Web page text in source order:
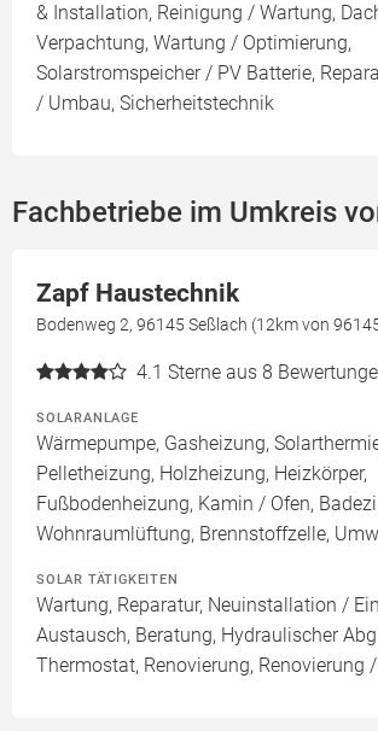
& Installation, Reinigung / Wartung,
Verpachtung, Wartung / Optimierung,
Solarstromspeicher / PV Batterie,
/ Umbau, Sicherheitstechnik
Fachbetriebe im Umkreis
Zapf Haustechnik
Bodenweg 2, 96145 Seßlach (12km von
4.1 Sterne aus 8
SOLARANLAGE
Wärmepumpe, Gasheizung,
Pelletheizung, Holzheizung, Heizkörper,
Fußbodenheizung, Kamin / Ofen,
Wohnraumlüftung, Brennstoffzelle,
SOLAR TÄTIGKEITEN
Wartung, Reparatur, Neuinstallation /
Austausch, Beratung, Hydraulischer
Thermostat, Renovierung, Renovierung